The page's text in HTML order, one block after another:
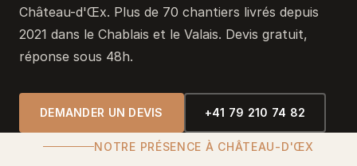
Château-d'Œx. Plus de 70 chantiers livrés depuis
2021 dans le Chablais et le Valais. Devis gratuit,
réponse sous 48h.
DEMANDER UN DEVIS +41 79 210 74 82
NOTRE PRÉSENCE À CHÂTEAU-D'ŒX